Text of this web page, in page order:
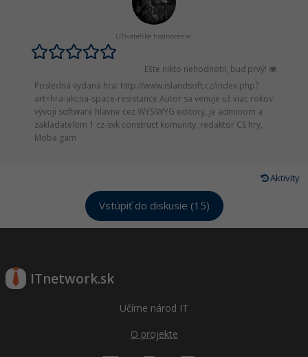
Užívateľské hodnotenie:
Ešte nikto nehodnotil, buď prvý!
Posledná vydaná hra: http://www.islandsoft.cz/index.php?
art=hra-akcna-space-resistance Autor sa venuje už viac rokov
vývoji software hlavne cez WYSIWYG editory, je adminom a
zakladateľom 1 cz-svk construct komunity, redaktor CS hry,
Moba gam
Aktivity
Vstúpiť do diskusie (15)
ITnetwork.sk
Učíme národ IT
O projekte